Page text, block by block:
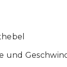
und